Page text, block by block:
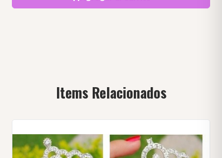
Items Relacionados